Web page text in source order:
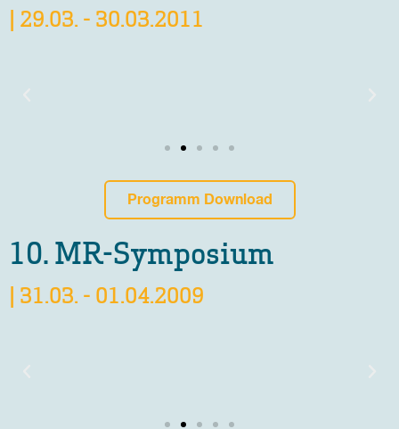
| 29.03. - 30.03.2011
Programm Download
10. MR-Symposium
| 31.03. - 01.04.2009